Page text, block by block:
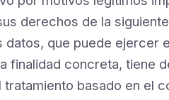
derechos de la
que puede ejercer
finalidad concreta, tiene
basado en el